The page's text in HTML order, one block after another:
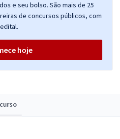
e seu bolso. São mais de 25
de concursos públicos, com
hoje